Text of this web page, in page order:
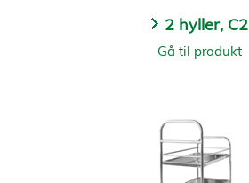
2 hyller, C2
Gå til produkt